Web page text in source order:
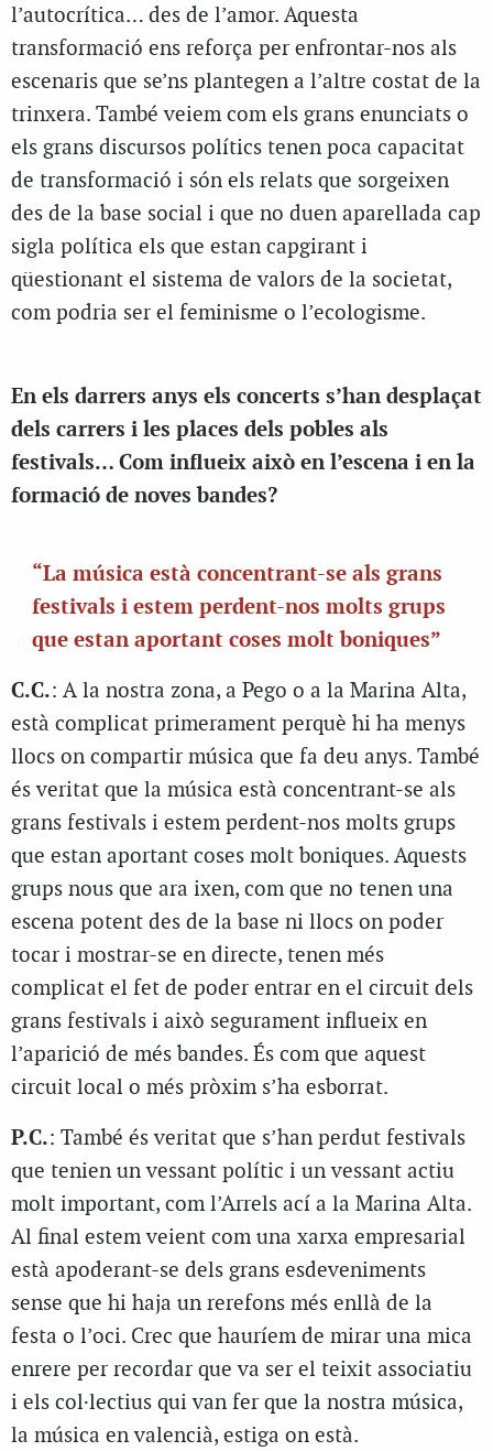
l’autocrítica… des de l’amor. Aquesta
transformació ens reforça per enfrontar-nos als
escenaris que se’ns plantegen a l’altre costat de la
trinxera. També veiem com els grans enunciats o
els grans discursos polítics tenen poca capacitat
de transformació i són els relats que sorgeixen
des de la base social i que no duen aparellada cap
sigla política els que estan capgirant i
qüestionant el sistema de valors de la societat,
com podria ser el feminisme o l’ecologisme.
En els darrers anys els concerts s’han desplaçat
dels carrers i les places dels pobles als
festivals… Com influeix això en l’escena i en la
formació de noves bandes?
“La música està concentrant-se als grans
festivals i estem perdent-nos molts grups
que estan aportant coses molt boniques”
C.C.: A la nostra zona, a Pego o a la Marina Alta,
està complicat primerament perquè hi ha menys
llocs on compartir música que fa deu anys. També
és veritat que la música està concentrant-se als
grans festivals i estem perdent-nos molts grups
que estan aportant coses molt boniques. Aquests
grups nous que ara ixen, com que no tenen una
escena potent des de la base ni llocs on poder
tocar i mostrar-se en directe, tenen més
complicat el fet de poder entrar en el circuit dels
grans festivals i això segurament influeix en
l’aparició de més bandes. És com que aquest
circuit local o més pròxim s’ha esborrat.
P.C.: També és veritat que s’han perdut festivals
que tenien un vessant polític i un vessant actiu
molt important, com l’Arrels ací a la Marina Alta.
Al final estem veient com una xarxa empresarial
està apoderant-se dels grans esdeveniments
sense que hi haja un rerefons més enllà de la
festa o l’oci. Crec que hauríem de mirar una mica
enrere per recordar que va ser el teixit associatiu
i els col·lectius qui van fer que la nostra música,
la música en valencià, estiga on està.